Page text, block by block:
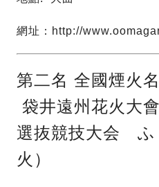
網址：http://
第二名 全國煙火
袋井遠州花火大
選抜競技大会 ふ
火）